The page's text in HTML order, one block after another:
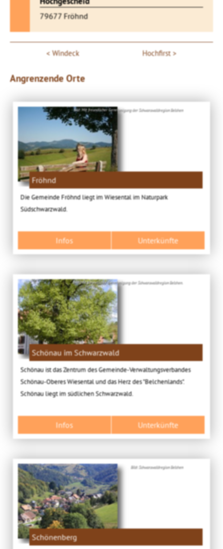
79677 Fröhnd
Windeck Hochfirst
Angrenzende Orte
Bild: Mit freundlicher Genehmigung der Schwarzwaldregion Belchen
Fröhnd
Die Gemeinde Fröhnd liegt im Wiesental im Naturpark
Südschwarzwald.
Infos Unterkünfte
Bild: Mit freundlicher Genehmigung der Schwarzwaldregion Belchen.
Schönau im Schwarzwald
Schönau ist das Zentrum des Gemeinde-Verwaltungsverbandes
Schönau-Oberes Wiesental und das Herz des "Belchenlands".
Schönau liegt im südlichen Schwarzwald.
Infos Unterkünfte
Bild: Schwarzwaldregion Belchen
Schönenberg